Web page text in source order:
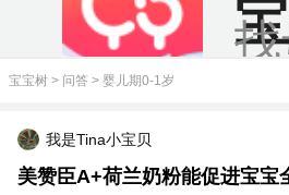
宝宝树 > 问答 > 婴儿期0-1岁
我是Tina小宝贝
美赞臣A+荷兰奶粉能促进宝宝